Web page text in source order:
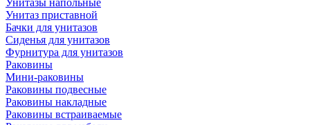
Унитазы напольные
Унитаз приставной
Бачки для унитазов
Сиденья для унитазов
Фурнитура для унитазов
Раковины
Мини-раковины
Раковины подвесные
Раковины накладные
Раковины встраиваемые